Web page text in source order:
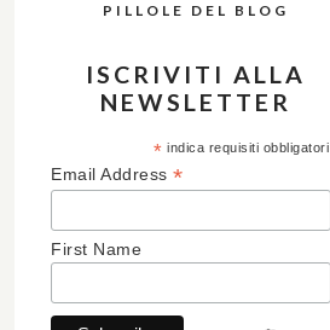
PILLOLE DEL BLOG
ISCRIVITI ALLA
NEWSLETTER
* indica requisiti obbligatori
Email Address *
First Name